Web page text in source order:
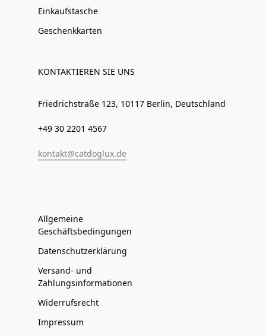
Einkaufstasche
Geschenkkarten
KONTAKTIEREN SIE UNS
Friedrichstraße 123, 10117 Berlin, Deutschland
+49 30 2201 4567
kontakt@catdoglux.de
Allgemeine
Geschäftsbedingungen
Datenschutzerklärung
Versand- und
Zahlungsinformationen
Widerrufsrecht
Impressum